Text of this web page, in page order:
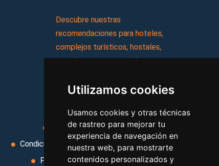
Utilizamos cookies
Usamos cookies y otras técnicas
de rastreo para mejorar tu
experiencia de navegación en
nuestra web, para mostrarte
contenidos personalizados y
Descubre nuestras
recomendaciones para hoteles,
complejos turísticos, hostales,
vacaciones, paquetes de
Aviso legal
Condiciones de uso
Condiciones Generales
Ley de Viajes Combinados
Política de privacidad
Uso de cookies